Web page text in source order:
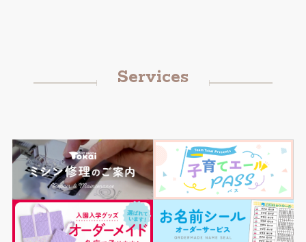
Services